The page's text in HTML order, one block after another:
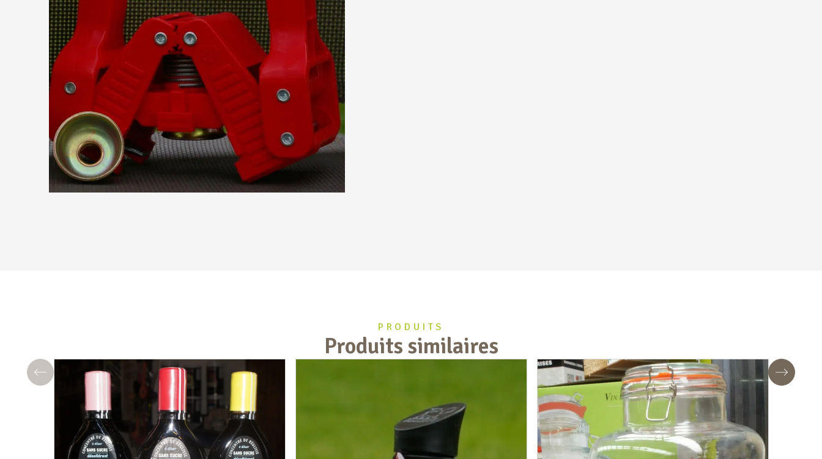
PRODUITS
Produits similaires
Précédent Suivant